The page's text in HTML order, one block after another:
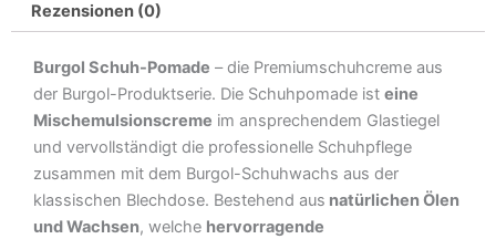
Rezensionen (0)
Burgol Schuh-Pomade – die Premiumschuhcreme aus
der Burgol-Produktserie. Die Schuhpomade ist eine
Mischemulsionscreme im ansprechendem Glastiegel
und vervollständigt die professionelle Schuhpflege
zusammen mit dem Burgol-Schuhwachs aus der
klassischen Blechdose. Bestehend aus natürlichen Ölen
und Wachsen, welche hervorragende